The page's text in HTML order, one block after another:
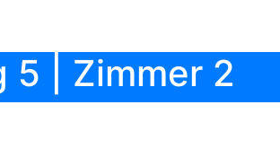
5 | Zimmer 2